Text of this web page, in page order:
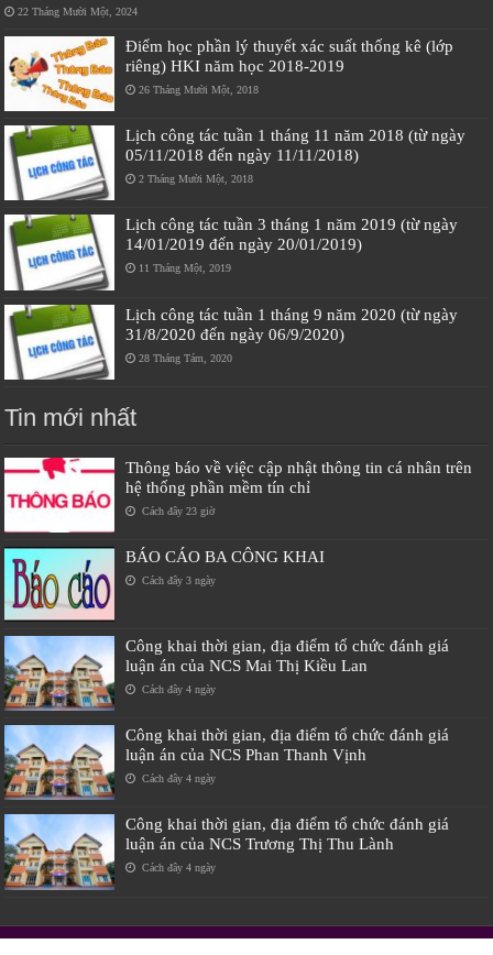
22 Tháng Mười Một, 2024
Điểm học phần lý thuyết xác suất thống kê (lớp
riêng) HKI năm học 2018-2019
26 Tháng Mười Một, 2018
Lịch công tác tuần 1 tháng 11 năm 2018 (từ ngày
05/11/2018 đến ngày 11/11/2018)
2 Tháng Mười Một, 2018
Lịch công tác tuần 3 tháng 1 năm 2019 (từ ngày
14/01/2019 đến ngày 20/01/2019)
11 Tháng Một, 2019
Lịch công tác tuần 1 tháng 9 năm 2020 (từ ngày
31/8/2020 đến ngày 06/9/2020)
28 Tháng Tám, 2020
Tin mới nhất
Thông báo về việc cập nhật thông tin cá nhân trên
hệ thống phần mềm tín chỉ
Cách đây 23 giờ
BÁO CÁO BA CÔNG KHAI
Cách đây 3 ngày
Công khai thời gian, địa điểm tổ chức đánh giá
luận án của NCS Mai Thị Kiều Lan
Cách đây 4 ngày
Công khai thời gian, địa điểm tổ chức đánh giá
luận án của NCS Phan Thanh Vịnh
Cách đây 4 ngày
Công khai thời gian, địa điểm tổ chức đánh giá
luận án của NCS Trương Thị Thu Lành
Cách đây 4 ngày